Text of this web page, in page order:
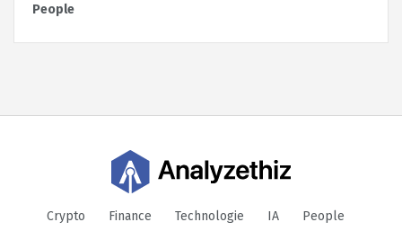
People
Crypto Finance Technologie IA People